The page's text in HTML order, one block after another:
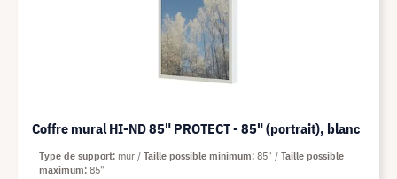
Coffre mural HI-ND 85" PROTECT - 85" (portrait), blanc
Type de support mur Taille possible minimum 85"
Taille possible
maximum 85"